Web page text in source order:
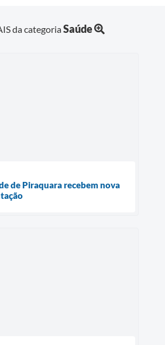
da categoriaSaúde
de Piraquara recebem nova